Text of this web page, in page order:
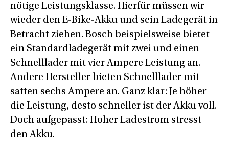
nötige Leistungsklasse. Hierfür müssen wir
wieder den E-Bike-Akku und sein Ladegerät in
Betracht ziehen. Bosch beispielsweise bietet
ein Standardladegerät mit zwei und einen
Schnelllader mit vier Ampere Leistung an.
Andere Hersteller bieten Schnelllader mit
satten sechs Ampere an. Ganz klar: Je höher
die Leistung, desto schneller ist der Akku voll.
Doch aufgepasst: Hoher Ladestrom stresst
den Akku.